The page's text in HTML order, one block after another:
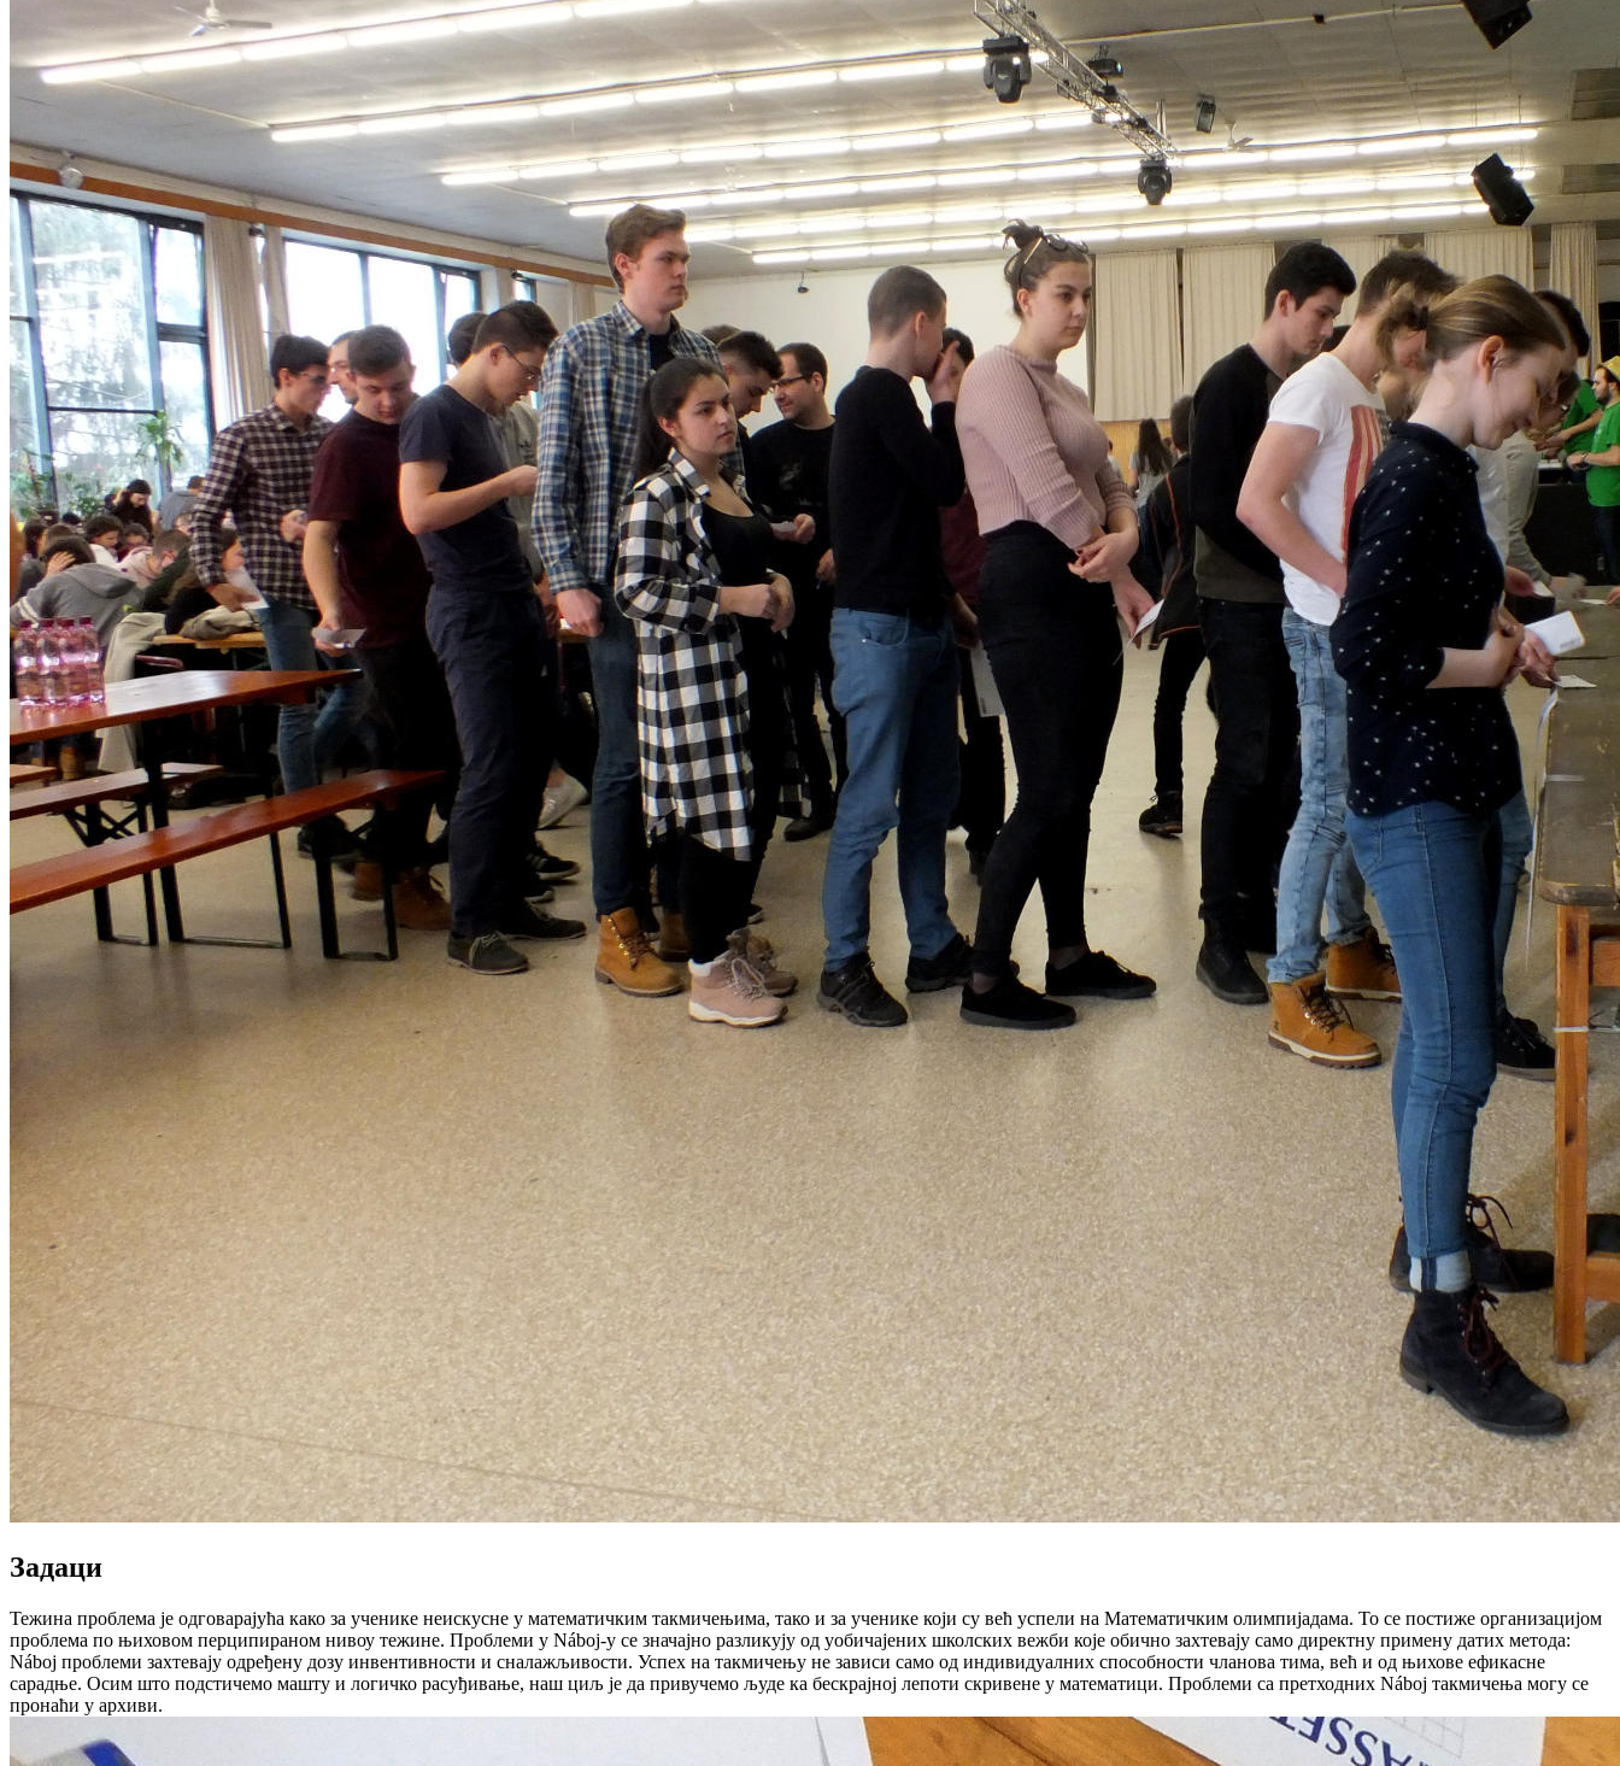
Задаци
Тежина проблема је одговарајућа како за ученике неискусне у математичким такмичењима, тако и за ученике који су већ успели на Математичким олимпијадама. То се постиже организацијом
проблема по њиховом перципираном нивоу тежине. Проблеми у Náboj-у се значајно разликују од уобичајених школских вежби које обично захтевају само директну примену датих метода:
Náboj проблеми захтевају одређену дозу инвентивности и сналажљивости. Успех на такмичењу не зависи само од индивидуалних способности чланова тима, већ и од њихове ефикасне
сарадње. Осим што подстичемо машту и логичко расуђивање, наш циљ је да привучемо људе ка бескрајној лепоти скривене у математици. Проблеми са претходних Náboj такмичења могу се
пронаћи у архиви.